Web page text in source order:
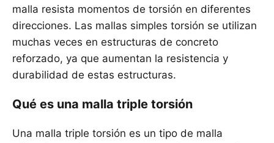
malla resista momentos de torsión en diferentes
direcciones. Las mallas simples torsión se utilizan
muchas veces en estructuras de concreto
reforzado, ya que aumentan la resistencia y
durabilidad de estas estructuras.
Qué es una malla triple torsión
Una malla triple torsión es un tipo de malla